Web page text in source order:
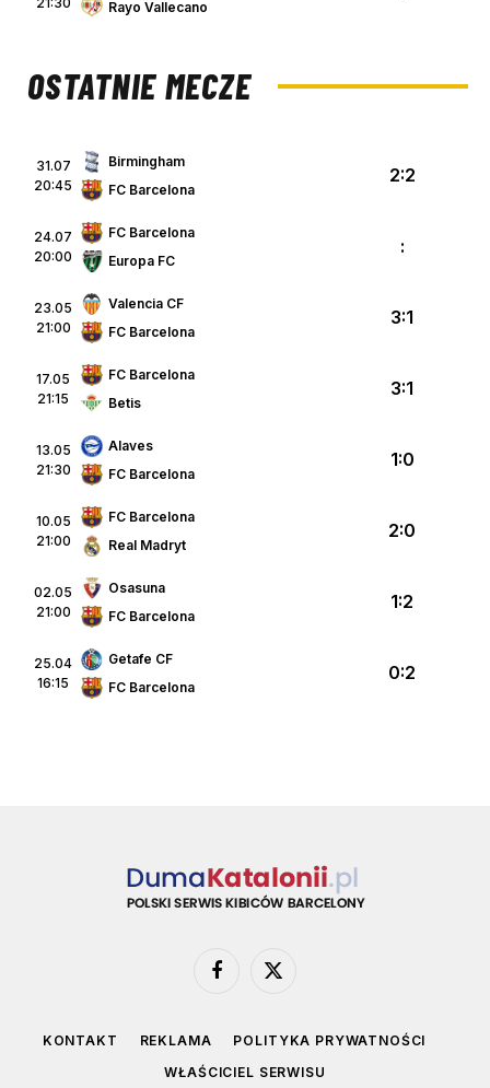
Rayo Vallecano
OSTATNIE MECZE
31.07
20:45
Birmingham
FC Barcelona
2:2
24.07
20:00
FC Barcelona
Europa FC
:
23.05
21:00
Valencia CF
FC Barcelona
3:1
17.05
21:15
FC Barcelona
Betis
3:1
13.05
21:30
Alaves
FC Barcelona
1:0
10.05
21:00
FC Barcelona
Real Madryt
2:0
02.05
21:00
Osasuna
FC Barcelona
1:2
25.04
16:15
Getafe CF
FC Barcelona
0:2
Facebook
X
KONTAKT REKLAMA
POLITYKA PRYWATNOŚCI
WŁAŚCICIEL SERWISU